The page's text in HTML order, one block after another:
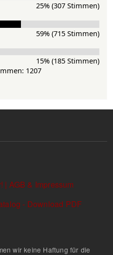
25% (307 Stimmen)
59% (715 Stimmen)
15% (185 Stimmen)
1207
AGB & Impressum
- Download PDF
wir keine Haftung für die